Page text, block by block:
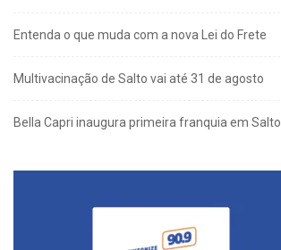
Entenda o que muda com a nova Lei do Frete
Multivacinação de Salto vai até 31 de agosto
Bella Capri inaugura primeira franquia em Salto